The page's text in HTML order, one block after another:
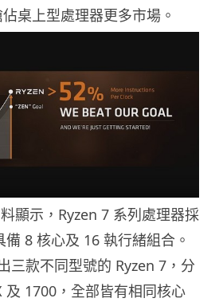
桌上型處理器更多市場。
顯示，Ryzen 7 系列處理器採
8 核心及 16 執行緒組合。
三款不同型號的 Ryzen 7，分
及 1700，全部皆有相同核心